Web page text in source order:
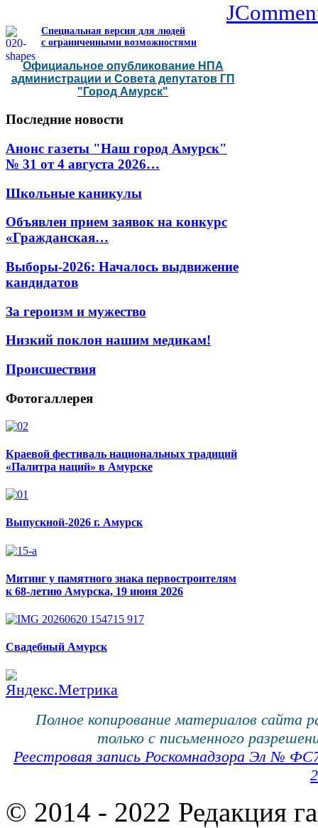
Специальная версия для людей
с ограниченными возможностями
Официальное опубликование НПА
администрации и Совета депутатов ГП
"Город Амурск"
Последние новости
Анонс газеты "Наш город Амурск"
№ 31 от 4 августа 2026…
Школьные каникулы
Объявлен прием заявок на конкурс
«Гражданская…
Выборы-2026: Началось выдвижение
кандидатов
За героизм и мужество
Низкий поклон нашим медикам!
Происшествия
Фотогаллерея
Краевой фестиваль национальных традиций
«Палитра наций» в Амурске
Выпускной-2026 г. Амурск
Митинг у памятного знака первостроителям
к 68-летию Амурска, 19 июня 2026
Свадебный Амурск
Полное копирование материалов сайта
только с письменного
Реестровая запись Роскомнадзора Эл №
© 2014 - 2022 Редакция